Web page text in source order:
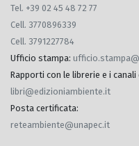
Tel. +39 02 45 48 72 77
Cell. 3770896339
Cell. 3791227784
Ufficio stampa:
Rapporti con le librerie e i
libri@edizioniambiente.it
Posta certificata:
reteambiente@unapec.it